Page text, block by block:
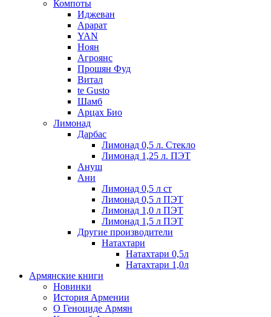
Компоты
Иджеван
Арарат
YAN
Ноян
Агроянс
Прошян Фуд
Витал
te Gusto
Шамб
Арцах Био
Лимонад
Дарбас
Лимонад 0,5 л. Стекло
Лимонад 1,25 л. ПЭТ
Ануш
Ани
Лимонад 0,5 л ст
Лимонад 0,5 л ПЭТ
Лимонад 1,0 л ПЭТ
Лимонад 1,5 л ПЭТ
Другие производители
Натахтари
Натахтари 0,5л
Натахтари 1,0л
Армянские книги
Новинки
История Армении
О Геноциде Армян